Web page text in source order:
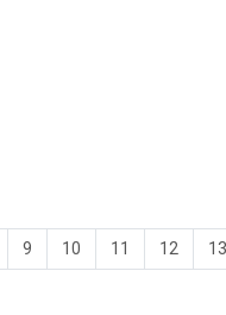
9 10 11 12 13